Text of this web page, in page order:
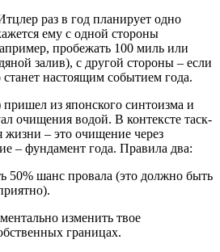
раз в год планирует одно
ему с одной стороны
пробежать 100 миль или
залив), с другой стороны – если
станет настоящим событием года.
из японского синтоизма и
очищения водой. В контексте таск-
жизни – это очищение через
– фундамент года. Правила два:
50% шанс провала (это должно быть
изменить твое
границах.